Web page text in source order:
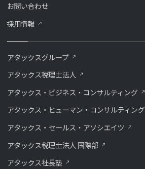
お問い合わせ
採用情報
アタックスグループ
アタックス税理士法人
アタックス・ビジネス・コンサルティング
アタックス・ヒューマン・コンサルティング
アタックス・セールス・アソシエイツ
アタックス税理士法人 国際部
アタックス社長塾